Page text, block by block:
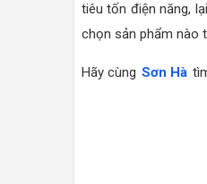
tiêu tốn điện năng,
chọn sản phẩm nào
Hãy cùng Sơn Hà